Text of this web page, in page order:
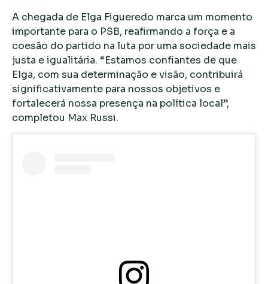
A chegada de Elga Figueredo marca um momento
importante para o PSB, reafirmando a força e a
coesão do partido na luta por uma sociedade mais
justa e igualitária. “Estamos confiantes de que
Elga, com sua determinação e visão, contribuirá
significativamente para nossos objetivos e
fortalecerá nossa presença na política local”,
completou Max Russi.